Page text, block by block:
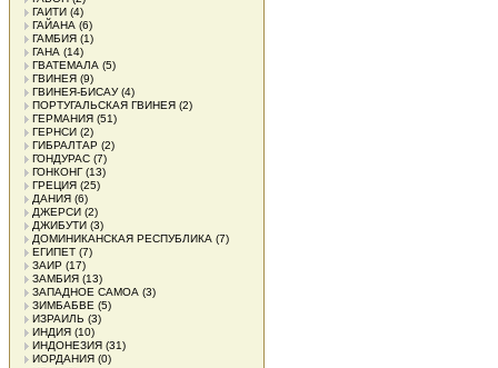
ГАИТИ (4)
ГАЙАНА (6)
ГАМБИЯ (1)
ГАНА (14)
ГВАТЕМАЛА (5)
ГВИНЕЯ (9)
ГВИНЕЯ-БИСАУ(4)
ПОРТУГАЛЬСКАЯ ГВИНЕЯ (2)
ГЕРМАНИЯ (51)
ГЕРНСИ (2)
ГИБРАЛТАР (2)
ГОНДУРАС (7)
ГОНКОНГ(13)
ГРЕЦИЯ (25)
ДАНИЯ (6)
ДЖЕРСИ (2)
ДЖИБУТИ (3)
ДОМИНИКАНСКАЯ РЕСПУБЛИКА (7)
ЕГИПЕТ (7)
ЗАИР (17)
ЗАМБИЯ (13)
ЗАПАДНОЕ САМОА (3)
ЗИМБАБВЕ (5)
ИЗРАИЛЬ (3)
ИНДИЯ (10)
ИНДОНЕЗИЯ (31)
ИОРДАНИЯ (0)